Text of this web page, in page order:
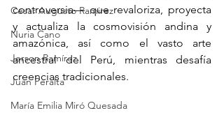
Cesar Augusto Ramirez
Nuria Cano
Jerson Ramírez
Juan Peralta
María Emilia Miró Quesada
controversia— que revaloriza, proyecta
y actualiza la cosmovisión andina y
amazónica, así como el vasto arte
ancestral del Perú, mientras desafía
creencias tradicionales.